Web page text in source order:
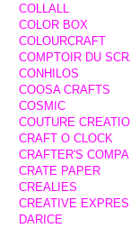
COLLALL
COLOR BOX
COLOURCRAFT
COMPTOIR DU
CONHILOS
COOSA CRAFTS
COSMIC
COUTURE
CRAFT O CLOCK
CRAFTER'S
CRATE PAPER
CREALIES
CREATIVE
DARICE